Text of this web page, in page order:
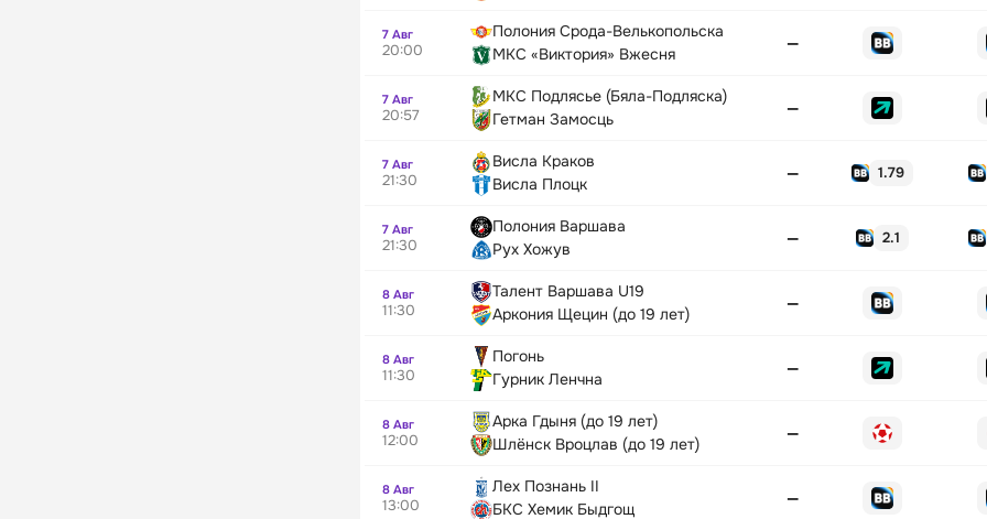
7 Авг
20:00
Полония Срода-Велькопольска
МКС «Виктория» Вжесня
—
7 Авг
20:57
МКС Подлясье (Бяла-Подляска)
Гетман Замосць
—
7 Авг
21:30
Висла Краков
Висла Плоцк
— 1.79
7 Авг
21:30
Полония Варшава
Рух Хожув
— 2.1
8 Авг
11:30
Талент Варшава U19
Аркония Щецин (до 19 лет)
—
8 Авг
11:30
Погонь
Гурник Ленчна
—
8 Авг
12:00
Арка Гдыня (до 19 лет)
Шлёнск Вроцлав (до 19 лет)
—
8 Авг
13:00
Лех Познань II
БКС Хемик Быдгощ
—